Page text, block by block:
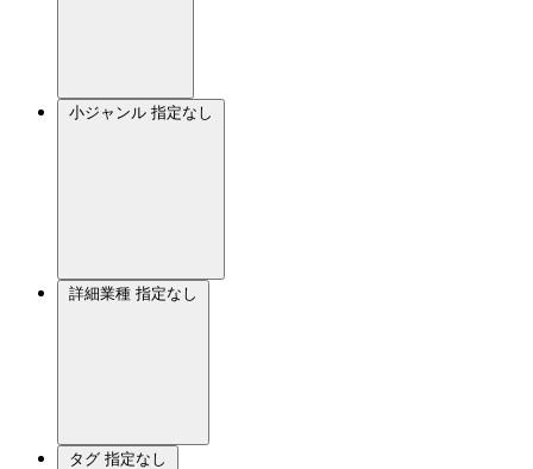
小ジャンル 指定なし
詳細業種 指定なし
タグ 指定なし